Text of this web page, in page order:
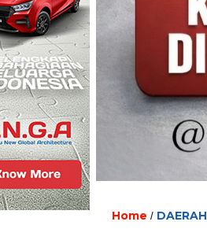
Home / DAERAH